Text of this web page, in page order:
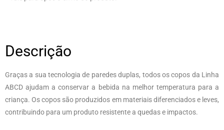
Descrição
Graças a sua tecnologia de paredes duplas, todos os copos da Linha
ABCD ajudam a conservar a bebida na melhor temperatura para a
criança. Os copos são produzidos em materiais diferenciados e leves,
contribuindo para um produto resistente a quedas e impactos.